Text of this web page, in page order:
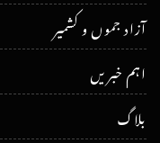
آزاد جموں و کشمیر
اہم خبریں
بلاگ